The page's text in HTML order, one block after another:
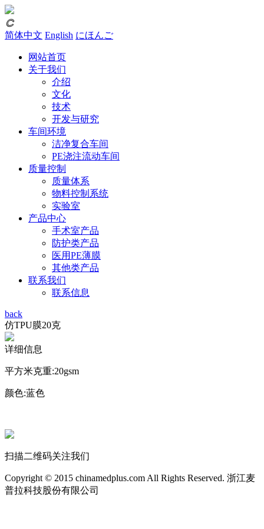
𐃗
简体中文 English にほんご
网站首页
关于我们
介绍
文化
技术
开发与研究
车间环境
洁净复合车间
PE浇注流动车间
质量控制
质量体系
物料控制系统
实验室
产品中心
手术室产品
防护类产品
医用PE薄膜
其他类产品
联系我们
联系信息
back
仿TPU膜20克
详细信息
平方米克重:20gsm
颜色:蓝色
扫描二维码关注我们
Copyright © 2015 chinamedplus.com All Rights Reserved. 浙江麦
普拉科技股份有限公司